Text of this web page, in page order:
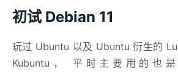
初试 Debian 11
玩过 Ubuntu 以及 Ubuntu 衍生的
Kubuntu， 平时主要用的也